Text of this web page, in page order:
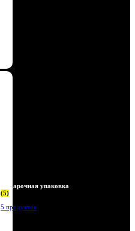
Подарочная упаковка
(5)
5 продуктов